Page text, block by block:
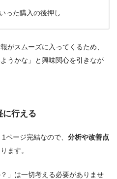
った購入の後押し
がスムーズに入ってくるため、
うかな」と興味関心を引きなが
に行える
ページ完結なので、 分析や改善点
ます。
」は一切考える必要がありませ